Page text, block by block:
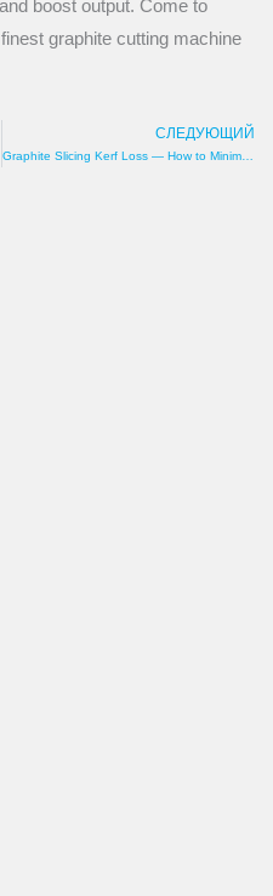
boost output. Come to
graphite cutting machine
СЛЕДУЮЩИЙ
Graphite Slicing Kerf Loss — How to Minimize Material Waste and Maximize Yield